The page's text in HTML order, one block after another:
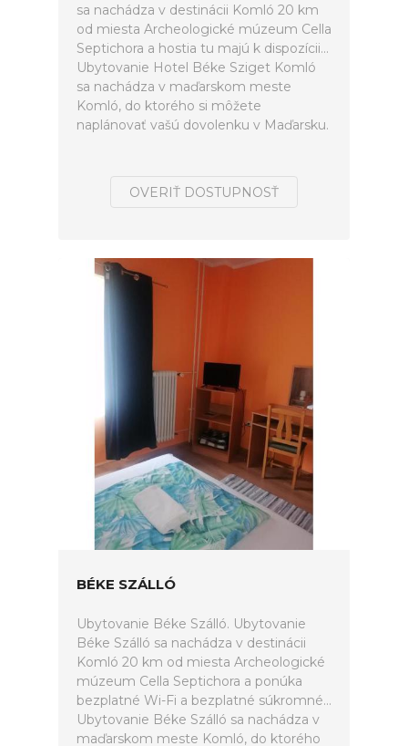
sa nachádza v destinácii Komló 20 km
od miesta Archeologické múzeum Cella
Septichora a hostia tu majú k dispozícii...
Ubytovanie Hotel Béke Sziget Komló
sa nachádza v maďarskom meste
Komló, do ktorého si môžete
naplánovať vašú dovolenku v Maďarsku.
OVERIŤ DOSTUPNOSŤ
BÉKE SZÁLLÓ
Ubytovanie Béke Szálló. Ubytovanie
Béke Szálló sa nachádza v destinácii
Komló 20 km od miesta Archeologické
múzeum Cella Septichora a ponúka
bezplatné Wi-Fi a bezplatné súkromné...
Ubytovanie Béke Szálló sa nachádza v
maďarskom meste Komló, do ktorého